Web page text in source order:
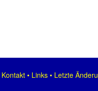
Kontakt • Links • Letzte